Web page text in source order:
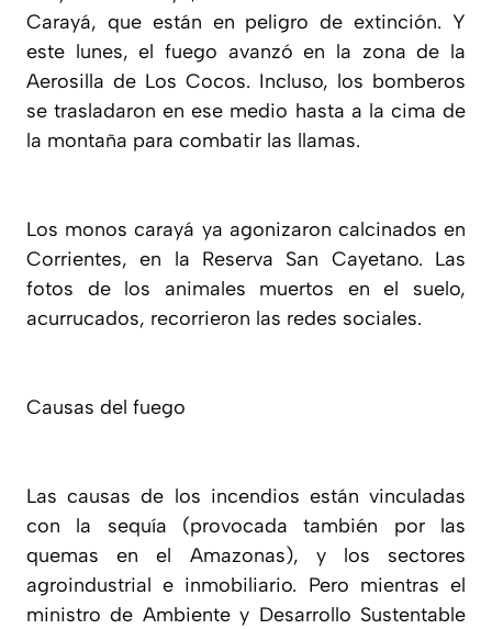
Carayá, que están en peligro de extinción. Y
este lunes, el fuego avanzó en la zona de la
Aerosilla de Los Cocos. Incluso, los bomberos
se trasladaron en ese medio hasta a la cima de
la montaña para combatir las llamas.
Los monos carayá ya agonizaron calcinados en
Corrientes, en la Reserva San Cayetano. Las
fotos de los animales muertos en el suelo,
acurrucados, recorrieron las redes sociales.
Causas del fuego
Las causas de los incendios están vinculadas
con la sequía (provocada también por las
quemas en el Amazonas), y los sectores
agroindustrial e inmobiliario. Pero mientras el
ministro de Ambiente y Desarrollo Sustentable